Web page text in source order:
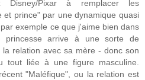
Disney/Pixar à remplacer les
et prince" par une dynamique quasi
exemple ce que j'aime bien dans
princesse arrive à une sorte de
relation avec sa mère - donc son
tout liée à une figure masculine.
"Maléfique", ou la relation est